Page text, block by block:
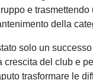
e
della
solo un
crescita del club e
trasformare le